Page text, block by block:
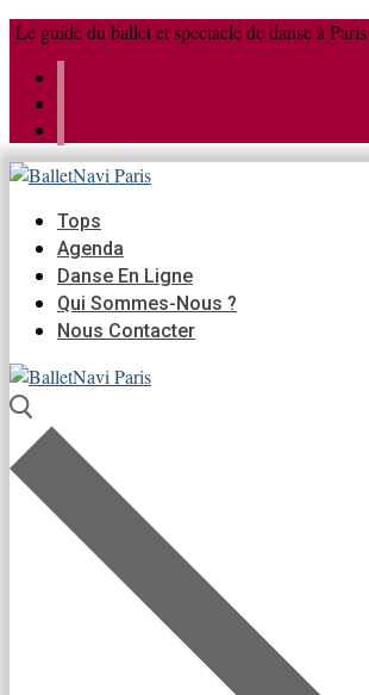
Aller
contenu
Menu
Fermer
Le guide du ballet et spectacle de danse à Paris
Tops
Agenda
Danse En Ligne
Qui Sommes-Nous ?
Nous Contacter